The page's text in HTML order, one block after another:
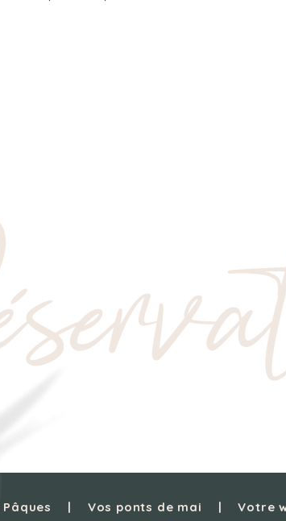
Vos ponts de mai Votre